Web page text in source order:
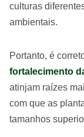
culturas
ambientais.
Portanto, é
fortalecimento
atinjam raízes
com que as
tamanhos